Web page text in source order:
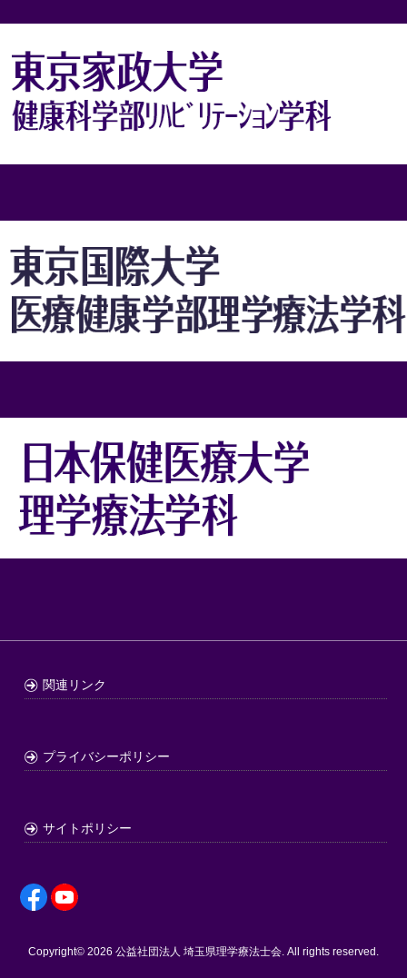
関連リンク
プライバシーポリシー
サイトポリシー
Copyright© 2026 公益社団法人 埼玉県理学療法士会. All rights reserved.